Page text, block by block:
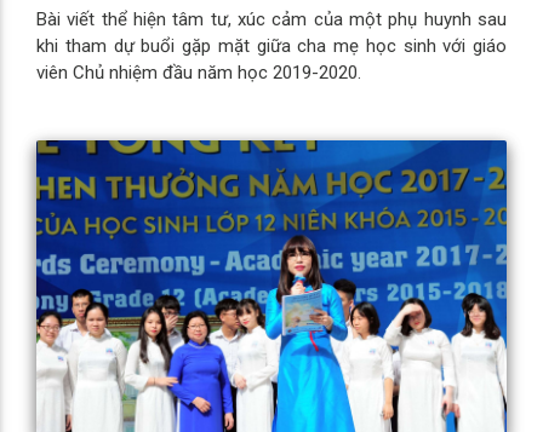
Bài viết thể hiện tâm tư, xúc cảm của một phụ huynh sau
khi tham dự buổi gặp mặt giữa cha mẹ học sinh với giáo
viên Chủ nhiệm đầu năm học 2019-2020.